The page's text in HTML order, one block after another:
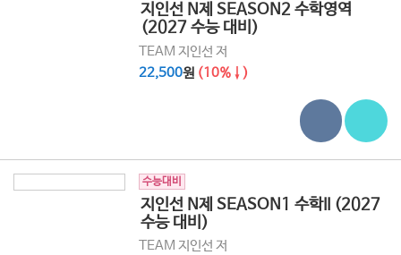
지인선 N제 SEASON2 수학영역
(2027 수능 대비)
TEAM 지인선 저
22,500원 (10%↓)
수능대비
지인선 N제 SEASON1 수학II (2027
수능 대비)
TEAM 지인선 저